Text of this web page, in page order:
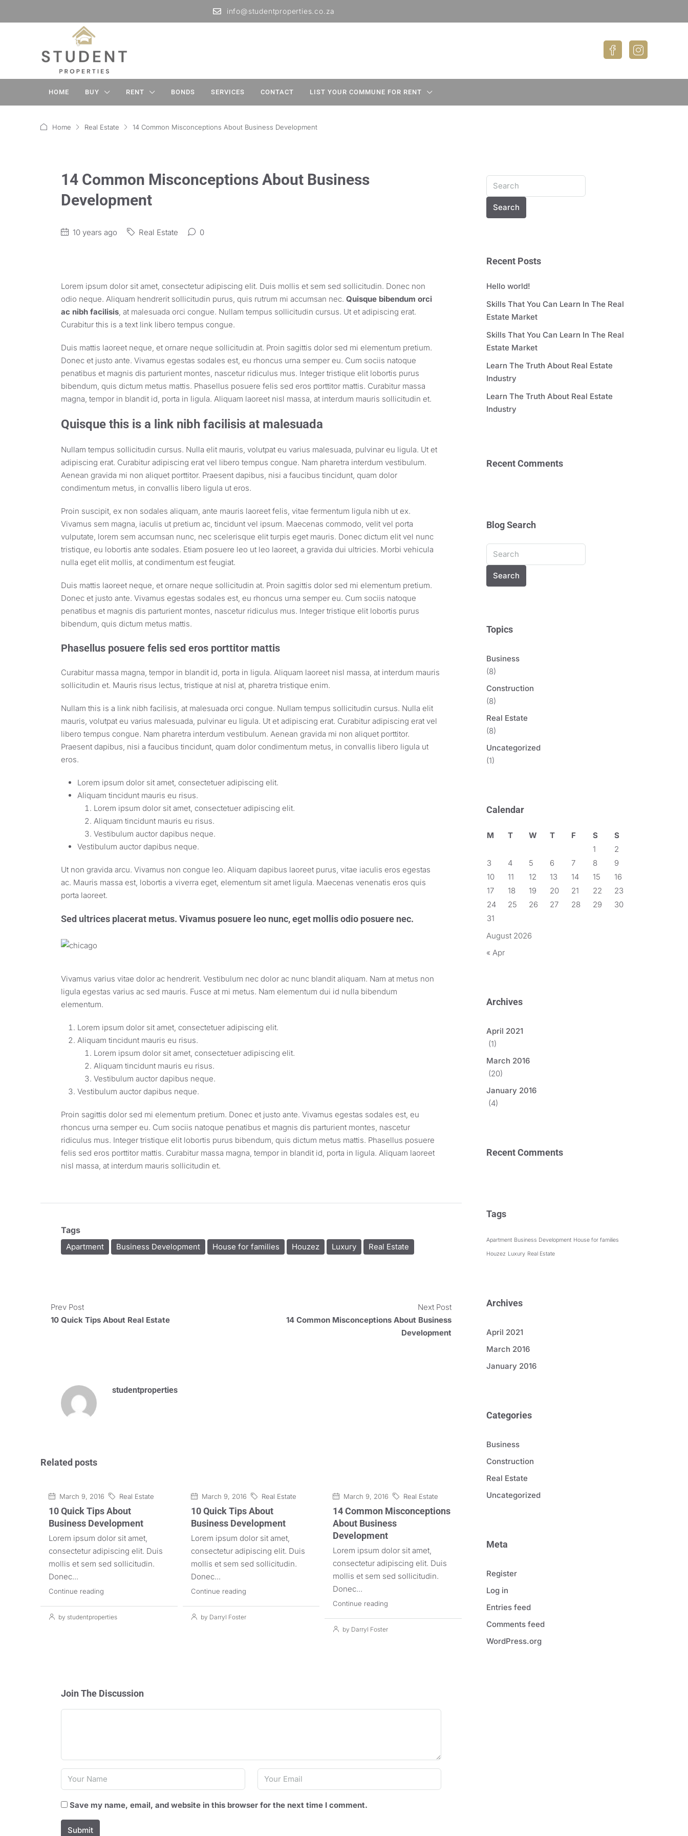
info@studentproperties.co.za
HOME BUY RENT BONDS SERVICES CONTACT LIST YOUR COMMUNE FOR RENT
Home Real Estate 14 Common Misconceptions About Business Development
14 Common Misconceptions About Business
Development
10 years ago Real Estate 0
Lorem ipsum dolor sit amet, consectetur adipiscing elit. Duis mollis et sem sed sollicitudin. Donec non
odio neque. Aliquam hendrerit sollicitudin purus, quis rutrum mi accumsan nec. Quisque bibendum orci
ac nibh facilisis, at malesuada orci congue. Nullam tempus sollicitudin cursus. Ut et adipiscing erat.
Curabitur this is a text link libero tempus congue.
Duis mattis laoreet neque, et ornare neque sollicitudin at. Proin sagittis dolor sed mi elementum pretium.
Donec et justo ante. Vivamus egestas sodales est, eu rhoncus urna semper eu. Cum sociis natoque
penatibus et magnis dis parturient montes, nascetur ridiculus mus. Integer tristique elit lobortis purus
bibendum, quis dictum metus mattis. Phasellus posuere felis sed eros porttitor mattis. Curabitur massa
magna, tempor in blandit id, porta in ligula. Aliquam laoreet nisl massa, at interdum mauris sollicitudin et.
Quisque this is a link nibh facilisis at malesuada
Nullam tempus sollicitudin cursus. Nulla elit mauris, volutpat eu varius malesuada, pulvinar eu ligula. Ut et
adipiscing erat. Curabitur adipiscing erat vel libero tempus congue. Nam pharetra interdum vestibulum.
Aenean gravida mi non aliquet porttitor. Praesent dapibus, nisi a faucibus tincidunt, quam dolor
condimentum metus, in convallis libero ligula ut eros.
Proin suscipit, ex non sodales aliquam, ante mauris laoreet felis, vitae fermentum ligula nibh ut ex.
Vivamus sem magna, iaculis ut pretium ac, tincidunt vel ipsum. Maecenas commodo, velit vel porta
vulputate, lorem sem accumsan nunc, nec scelerisque elit turpis eget mauris. Donec dictum elit vel nunc
tristique, eu lobortis ante sodales. Etiam posuere leo ut leo laoreet, a gravida dui ultricies. Morbi vehicula
nulla eget elit mollis, at condimentum est feugiat.
Duis mattis laoreet neque, et ornare neque sollicitudin at. Proin sagittis dolor sed mi elementum pretium.
Donec et justo ante. Vivamus egestas sodales est, eu rhoncus urna semper eu. Cum sociis natoque
penatibus et magnis dis parturient montes, nascetur ridiculus mus. Integer tristique elit lobortis purus
bibendum, quis dictum metus mattis.
Phasellus posuere felis sed eros porttitor mattis
Curabitur massa magna, tempor in blandit id, porta in ligula. Aliquam laoreet nisl massa, at interdum mauris
sollicitudin et. Mauris risus lectus, tristique at nisl at, pharetra tristique enim.
Nullam this is a link nibh facilisis, at malesuada orci congue. Nullam tempus sollicitudin cursus. Nulla elit
mauris, volutpat eu varius malesuada, pulvinar eu ligula. Ut et adipiscing erat. Curabitur adipiscing erat vel
libero tempus congue. Nam pharetra interdum vestibulum. Aenean gravida mi non aliquet porttitor.
Praesent dapibus, nisi a faucibus tincidunt, quam dolor condimentum metus, in convallis libero ligula ut
eros.
Lorem ipsum dolor sit amet, consectetuer adipiscing elit.
Aliquam tincidunt mauris eu risus.
Lorem ipsum dolor sit amet, consectetuer adipiscing elit.
Aliquam tincidunt mauris eu risus.
Vestibulum auctor dapibus neque.
Vestibulum auctor dapibus neque.
Ut non gravida arcu. Vivamus non congue leo. Aliquam dapibus laoreet purus, vitae iaculis eros egestas
ac. Mauris massa est, lobortis a viverra eget, elementum sit amet ligula. Maecenas venenatis eros quis
porta laoreet.
Sed ultrices placerat metus. Vivamus posuere leo nunc, eget mollis odio posuere nec.
Vivamus varius vitae dolor ac hendrerit. Vestibulum nec dolor ac nunc blandit aliquam. Nam at metus non
ligula egestas varius ac sed mauris. Fusce at mi metus. Nam elementum dui id nulla bibendum
elementum.
Lorem ipsum dolor sit amet, consectetuer adipiscing elit.
Aliquam tincidunt mauris eu risus.
Lorem ipsum dolor sit amet, consectetuer adipiscing elit.
Aliquam tincidunt mauris eu risus.
Vestibulum auctor dapibus neque.
Vestibulum auctor dapibus neque.
Proin sagittis dolor sed mi elementum pretium. Donec et justo ante. Vivamus egestas sodales est, eu
rhoncus urna semper eu. Cum sociis natoque penatibus et magnis dis parturient montes, nascetur
ridiculus mus. Integer tristique elit lobortis purus bibendum, quis dictum metus mattis. Phasellus posuere
felis sed eros porttitor mattis. Curabitur massa magna, tempor in blandit id, porta in ligula. Aliquam laoreet
nisl massa, at interdum mauris sollicitudin et.
Tags
Apartment Business Development House for families Houzez Luxury Real Estate
Prev Post
10 Quick Tips About Real Estate
Next Post
14 Common Misconceptions About Business
Development
studentproperties
Related posts
March 9, 2016 Real Estate
10 Quick Tips About
Business Development
Lorem ipsum dolor sit amet,
consectetur adipiscing elit. Duis
mollis et sem sed sollicitudin.
Donec...
Continue reading
by studentproperties
March 9, 2016 Real Estate
10 Quick Tips About
Business Development
Lorem ipsum dolor sit amet,
consectetur adipiscing elit. Duis
mollis et sem sed sollicitudin.
Donec...
Continue reading
by Darryl Foster
March 9, 2016 Real Estate
14 Common Misconceptions
About Business
Development
Lorem ipsum dolor sit amet,
consectetur adipiscing elit. Duis
mollis et sem sed sollicitudin.
Donec...
Continue reading
by Darryl Foster
Join The Discussion
Save my name, email, and website in this browser for the next time I comment.
Submit
Search
Recent Posts
Hello world!
Skills That You Can Learn In The Real
Estate Market
Skills That You Can Learn In The Real
Estate Market
Learn The Truth About Real Estate
Industry
Learn The Truth About Real Estate
Industry
Recent Comments
Blog Search
Search
Topics
Business
(8)
Construction
(8)
Real Estate
(8)
Uncategorized
(1)
Calendar
August 2026
M T W T F S
S
1
2
3
4 5 6 7 8
9
10
11 12 13 14 15
16
17
18 19 20 21 22
23
24
25 26 27 28 29
30
31
« Apr
Archives
April 2021
(1)
March 2016
(20)
January 2016
(4)
Recent Comments
Tags
Apartment Business Development House for families
Houzez Luxury Real Estate
Archives
April 2021
March 2016
January 2016
Categories
Business
Construction
Real Estate
Uncategorized
Meta
Register
Log in
Entries feed
Comments feed
WordPress.org